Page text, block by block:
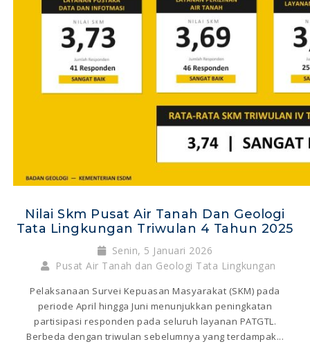
Nilai Skm Pusat Air Tanah Dan Geologi
Tata Lingkungan Triwulan 4 Tahun 2025
Senin, 5 Januari 2026
Pusat Air Tanah dan Geologi Tata Lingkungan
Pelaksanaan Survei Kepuasan Masyarakat (SKM) pada
periode April hingga Juni menunjukkan peningkatan
partisipasi responden pada seluruh layanan PATGTL.
Berbeda dengan triwulan sebelumnya yang terdampak...